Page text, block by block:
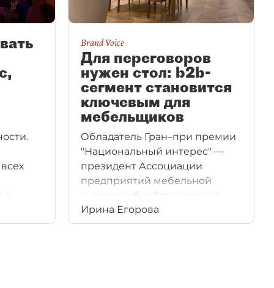
Brand Voice
Для переговоров
нужен стол: b2b-
сегмент становится
ключевым для
мебельщиков
Обладатель Гран–при премии
"Национальный интерес" —
президент Ассоциации
предприятий мебельной
и деревообрабатывающей
отрасли России (АМДПР),
генеральный директор
Ирина Егорова